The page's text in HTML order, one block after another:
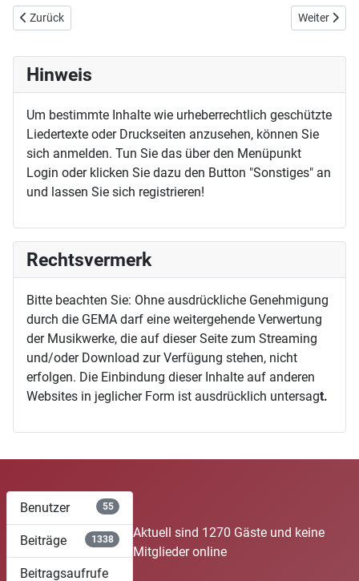
Vorheriger Beitrag: Es wächst auf Gottes Erde
Zurück Nächster
Weiter
Hinweis
Um bestimmte Inhalte wie urheberrechtlich geschützte
Liedertexte oder Druckseiten anzusehen, können Sie
sich anmelden. Tun Sie das über den Menüpunkt
Login oder klicken Sie dazu den Button "Sonstiges" an
und lassen Sie sich registrieren!
Rechtsvermerk
Bitte beachten Sie: Ohne ausdrückliche Genehmigung
durch die GEMA darf eine weitergehende Verwertung
der Musikwerke, die auf dieser Seite zum Streaming
und/oder Download zur Verfügung stehen, nicht
erfolgen. Die Einbindung dieser Inhalte auf anderen
Websites in jeglicher Form ist ausdrücklich untersagt.
Benutzer 55
Beiträge 1338
Beitragsaufrufe
Aktuell sind 1270 Gäste und keine
Mitglieder online